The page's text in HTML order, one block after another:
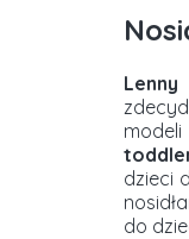
dzieci
do